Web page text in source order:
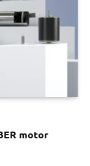
motor